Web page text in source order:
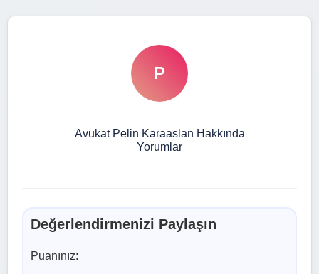
P
Avukat Pelin Karaaslan Hakkında
Yorumlar
Değerlendirmenizi Paylaşın
Puanınız: